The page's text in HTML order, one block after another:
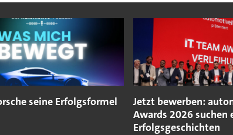
seine Erfolgsformel
Jetzt bewerben:
Awards 2026 suchen
Erfolgsgeschichten